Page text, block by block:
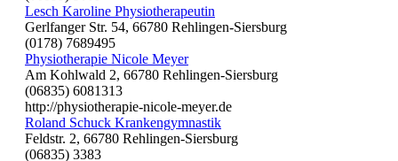
Lesch Karoline Physiotherapeutin
Gerlfanger Str. 54, 66780 Rehlingen-Siersburg
(0178) 7689495
Physiotherapie Nicole Meyer
Am Kohlwald 2, 66780 Rehlingen-Siersburg
(06835) 6081313
http://physiotherapie-nicole-meyer.de
Roland Schuck Krankengymnastik
Feldstr. 2, 66780 Rehlingen-Siersburg
(06835) 3383